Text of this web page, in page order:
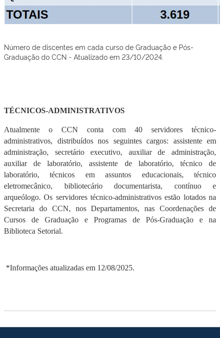
Número de discentes em cada curso de Graduação e Pós-
Graduação do CCN - Atualizado em 23/10/2024.
TÉCNICOS-ADMINISTRATIVOS
Atualmente o CCN conta com 40 servidores técnico-
administrativos, distribuídos nos seguintes cargos: assistente em
administração, secretário executivo, auxiliar de administração,
auxiliar de laboratório, assistente de laboratório, técnico de
laboratório, técnicos em assuntos educacionais, técnico
eletromecânico, bibliotecário documentarista, contínuo e
arqueólogo. Os servidores técnico-administrativos estão lotados na
Secretaria do CCN, nos Departamentos, nas Coordenações de
Cursos de Graduação e Programas de Pós-Graduação e na
Biblioteca Setorial.
*Informações atualizadas em 12/08/2025.